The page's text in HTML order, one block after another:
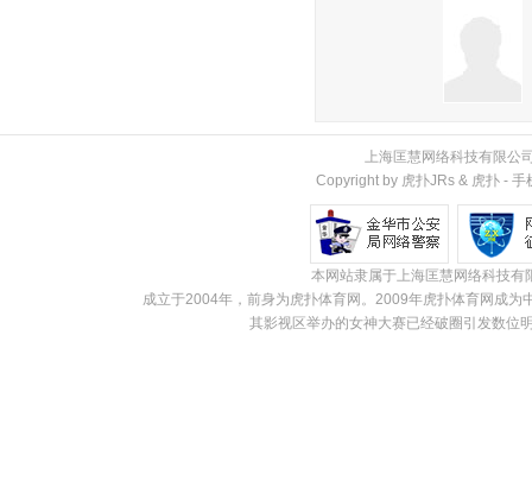
上海匡慧网络科技有限公
Copyright by 虎扑JRs & 虎扑 - 手
本网站隶属于上海匡慧网络科技
成立于2004年，前身为虎扑体育网。2009年虎扑体育网成
其影视区举办的女神大赛已经破圈引发数位